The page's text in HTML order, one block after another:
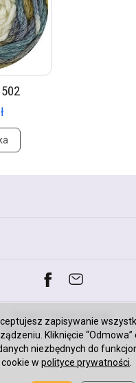
*) brutto +
koszty dostawy
Sklep internetowy SOTESHOP AI
zapisywanie
Kliknięcie “Odmowa”
niezbędnych do
w polityce prywatności